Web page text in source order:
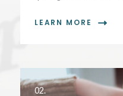
LEARN MORE
02.